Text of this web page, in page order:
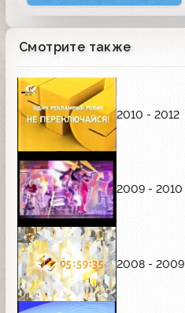
Смотрите также
2010 - 2012
2009 - 2010
2008 - 2009